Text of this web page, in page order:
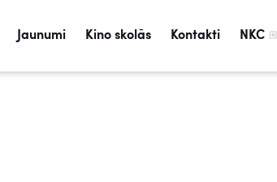
Jaunumi Kino skolās Kontakti NKC